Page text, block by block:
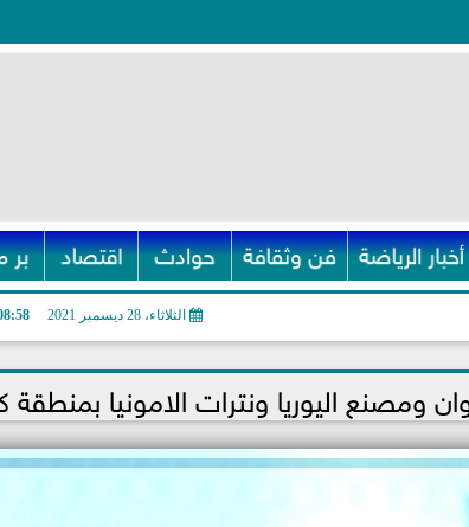
أخبار الرياضة فن وثقافة حوادث اقتصاد
الثلاثاء، 28 ديسمبر 2021 08:58
اليوريا ونترات الامونيا بمنطقة